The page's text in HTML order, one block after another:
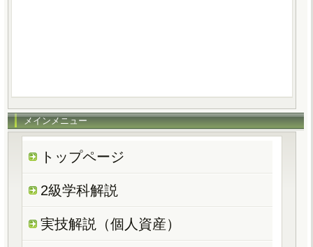
メインメニュー
トップページ
2級学科解説
実技解説（個人資産）